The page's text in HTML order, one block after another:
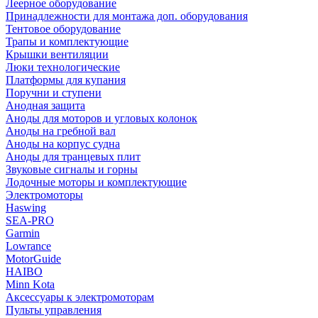
Леерное оборудование
Принадлежности для монтажа доп. оборудования
Тентовое оборудование
Трапы и комплектующие
Крышки вентиляции
Люки технологические
Платформы для купания
Поручни и ступени
Анодная защита
Аноды для моторов и угловых колонок
Аноды на гребной вал
Аноды на корпус судна
Аноды для транцевых плит
Звуковые сигналы и горны
Лодочные моторы и комплектующие
Электромоторы
Haswing
SEA-PRO
Garmin
Lowrance
MotorGuide
HAIBO
Minn Kota
Аксессуары к электромоторам
Пульты управления